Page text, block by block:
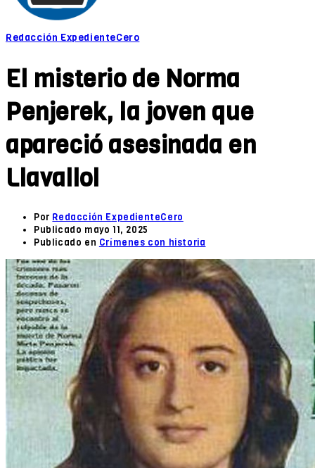
Redacción ExpedienteCero
El misterio de Norma
Penjerek, la joven que
apareció asesinada en
Llavallol
Por Redacción ExpedienteCero
Publicado mayo 11, 2025
Publicado en Crímenes con historia